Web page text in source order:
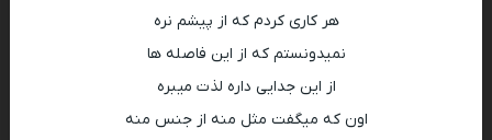
هر کاری کردم که از پیشم نره
نمیدونستم که از این فاصله ها
از این جدایی داره لذت میبره
اون که میگفت مثل منه از جنس منه